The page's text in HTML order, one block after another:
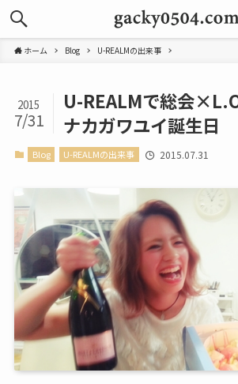
ホーム Blog U-REALMの出来事
U-REALMで総会
ナカガワユイ誕生日
2015
7/31
Blog U-REALMの出来事 2015.07.31